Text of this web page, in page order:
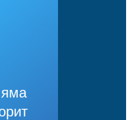
яма